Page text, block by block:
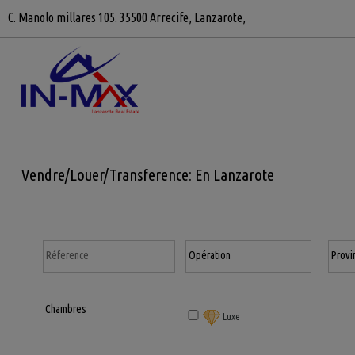
C. Manolo millares 105. 35500 Arrecife, Lanzarote,
Vendre/Louer/Transference: En Lanzarote
Luxe